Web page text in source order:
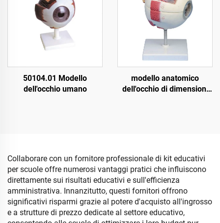
50104.01 Modello
dell'occhio umano
modello anatomico
dell'occhio di dimensioni
Collaborare con un fornitore professionale di kit educativi
per scuole offre numerosi vantaggi pratici che influiscono
direttamente sui risultati educativi e sull'efficienza
amministrativa. Innanzitutto, questi fornitori offrono
significativi risparmi grazie al potere d'acquisto all'ingrosso
e a strutture di prezzo dedicate al settore educativo,